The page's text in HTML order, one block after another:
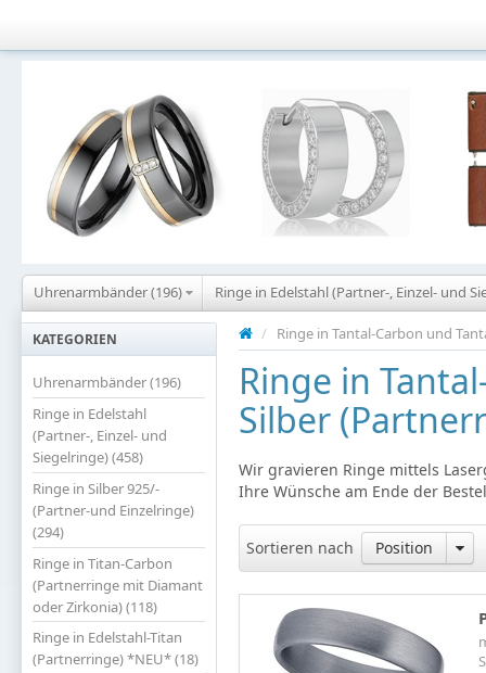
Uhrenarmbänder (196) Ringe in Edelstahl (Partner-, Einzel- und
KATEGORIEN
Uhrenarmbänder (196)
Ringe in Edelstahl
(Partner-, Einzel- und
Siegelringe) (458)
Ringe in Silber 925/-
(Partner-und Einzelringe)
(294)
Ringe in Titan-Carbon
(Partnerringe mit Diamant
oder Zirkonia) (118)
Ringe in Edelstahl-Titan
(Partnerringe) *NEU* (18)
/ Ringe in Tantal-Carbon und
Ringe in
Silber
Wir gravieren Ringe mittels
Ihre Wünsche am Ende der
Sortieren nach Position